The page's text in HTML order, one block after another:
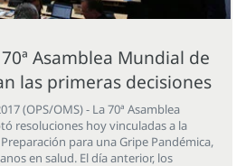
Asamblea Mundial de
las primeras decisiones
(OPS/OMS) - La 70ª Asamblea
resoluciones hoy vinculadas a la
para una Gripe Pandémica,
en salud. El día anterior, los